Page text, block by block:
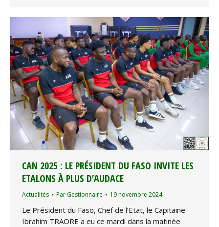
CAN 2025 : LE PRÉSIDENT DU FASO INVITE LES
ETALONS À PLUS D’AUDACE
Actualités Par Gestionnaire 19 novembre 2024
Le Président du Faso, Chef de l’Etat, le Capitaine
Ibrahim TRAORE a eu ce mardi dans la matinée